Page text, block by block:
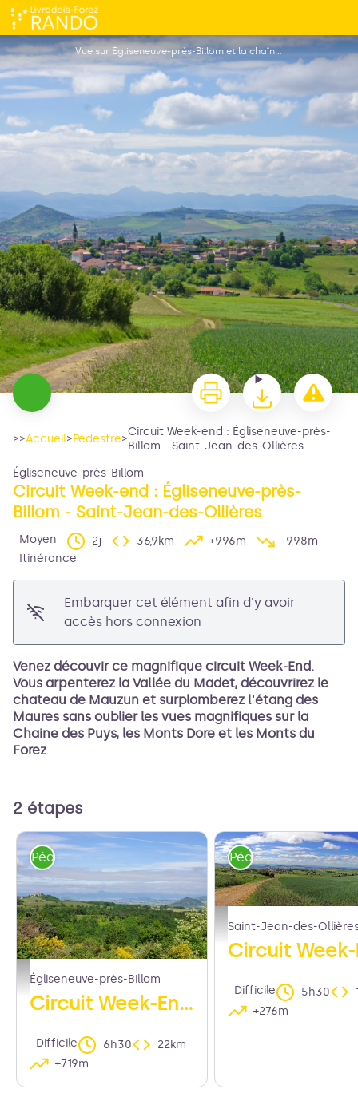
Circuit Week-end : Égliseneuve-près-Billom - Saint-Jean-des-Ollières
Vue sur Égliseneuve-près-Billom et la chaîne des Puy
Voir l'image en plein écran
>>Accueil>Pédestre>
Circuit Week-end : Égliseneuve-près-
Billom - Saint-Jean-des-Ollières
Égliseneuve-près-Billom
Circuit Week-end : Égliseneuve-près-
Billom - Saint-Jean-des-Ollières
Moyen 2j 36,9km +996m
-998m
Itinérance
Embarquer cet élément afin d'y avoir
accès hors connexion
Venez découvir ce magnifique circuit Week-End.
Vous arpenterez la Vallée du Madet, découvrirez le
chateau de Mauzun et surplomberez l'étang des
Maures sans oublier les vues magnifiques sur la
Chaine des Puys, les Monts Dore et les Monts du
Forez
2 étapes
Vue depuis le village d'Arlanges - Maison du Tourisme
Pédestre
Égliseneuve-près-Billom
Circuit Week-End : Egliseneuve-Près-Billom - Saint-Jean-des-Ollières
Difficile 6h30
22km
+719m
Vue sur Egliseneuve Près
Pédestre
Saint-Jean-des-
Difficile 5h30
+276m